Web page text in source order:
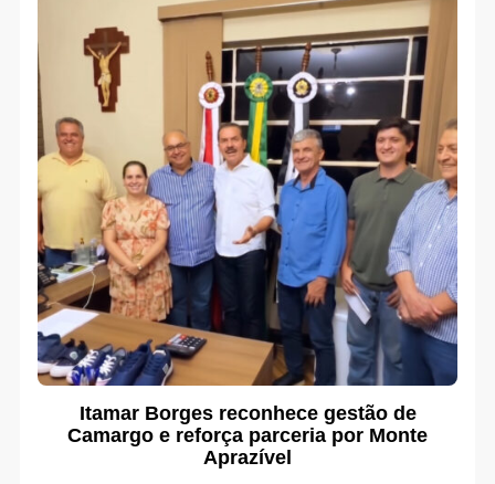
Itamar Borges reconhece gestão de
Camargo e reforça parceria por Monte
Aprazível